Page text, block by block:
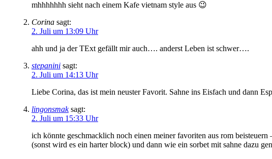
mhhhhhhh sieht nach einem Kafe vietnam style aus 😉
Corina sagt:
2. Juli um 13:09 Uhr
ahh und ja der TExt gefällt mir auch…. anderst Leben ist schwer….
stepanini sagt:
2. Juli um 14:13 Uhr
Liebe Corina, das ist mein neuster Favorit. Sahne ins Eisfach und dann
lingonsmak sagt:
2. Juli um 15:33 Uhr
ich könnte geschmacklich noch einen meiner favoriten aus rom
(sonst wird es ein harter block) und dann wie ein sorbet mit sahne dazu